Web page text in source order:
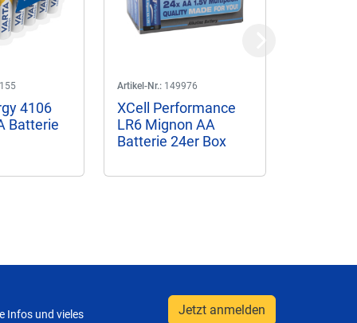
4106
Batterie
Artikel-Nr.: 149976
XCell Performance
LR6 Mignon AA
Batterie 24er Box
Infos und vieles Jetzt anmelden